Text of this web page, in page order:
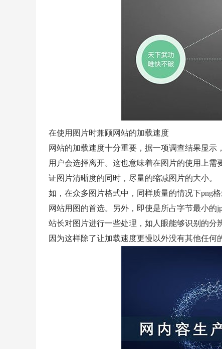
在使用图片时兼顾网站的加载速度
网站的加载速度十分重要，据一项调查结果显
用户会选择离开。这也意味着在图片的使用上
证图片清晰度的同时，尽量的缩减图片的大小。
如，在众多图片格式中，同样质量的情况下png
网站用图的首选。另外，即使是所占字节最小
站长对图片进行一些处理，如人眼能够识别的分
因为这样除了让加载速度更慢以外没有其他任何